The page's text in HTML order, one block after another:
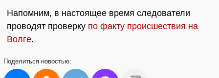
Напомним, в настоящее время следователи
проводят проверку по факту происшествия на
Волге.
Поделиться новостью: